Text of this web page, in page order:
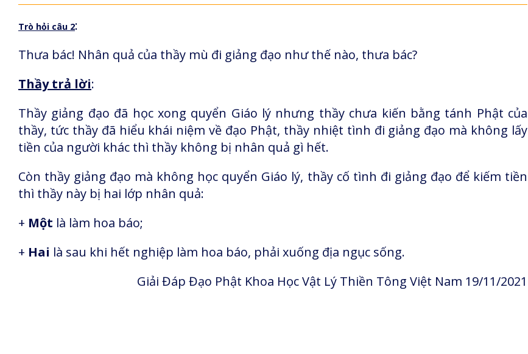
Trò hỏi câu 2:
Thưa bác! Nhân quả của thầy mù đi giảng đạo như thế nào, thưa bác?
Thầy trả lời:
Thầy giảng đạo đã học xong quyển Giáo lý nhưng thầy chưa kiến bằng tánh Phật của
thầy, tức thầy đã hiểu khái niệm về đạo Phật, thầy nhiệt tình đi giảng đạo mà không lấy
tiền của người khác thì thầy không bị nhân quả gì hết.
Còn thầy giảng đạo mà không học quyển Giáo lý, thầy cố tình đi giảng đạo để kiếm tiền
thì thầy này bị hai lớp nhân quả:
+ Một là làm hoa báo;
+ Hai là sau khi hết nghiệp làm hoa báo, phải xuống địa ngục sống.
Giải Đáp Đạo Phật Khoa Học Vật Lý Thiền Tông Việt Nam 19/11/2021